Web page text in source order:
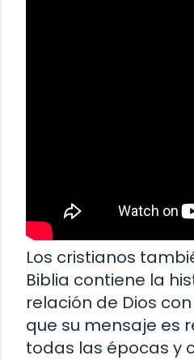
Los cristianos
Biblia contiene la
relación de Dios
que su mensaje es
todas las épocas y